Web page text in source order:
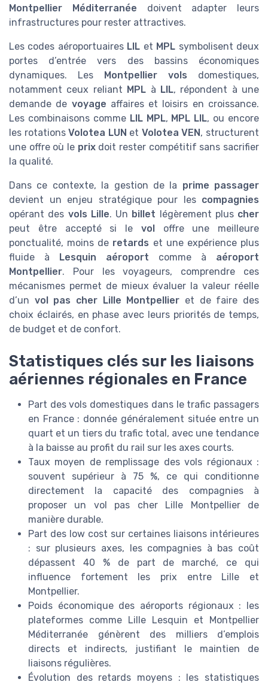
Montpellier Méditerranée doivent adapter leurs
infrastructures pour rester attractives.
Les codes aéroportuaires LIL et MPL symbolisent deux
portes d’entrée vers des bassins économiques
dynamiques. Les Montpellier vols domestiques,
notamment ceux reliant MPL à LIL, répondent à une
demande de voyage affaires et loisirs en croissance.
Les combinaisons comme LIL MPL, MPL LIL, ou encore
les rotationsVolotea LUN et Volotea VEN, structurent
une offre où le prixdoit rester compétitif sans sacrifier
la qualité.
Dans ce contexte, la gestion de la prime passager
devient un enjeu stratégique pour les compagnies
opérant des vols Lille. Un billet légèrement plus cher
peut être accepté si le voloffre une meilleure
ponctualité, moins de retards et une expérience plus
fluide à Lesquin aéroport comme à aéroport
Montpellier. Pour les voyageurs, comprendre ces
mécanismes permet de mieux évaluer la valeur réelle
d’un vol pas cher Lille Montpellier et de faire des
choix éclairés, en phase avec leurs priorités de temps,
de budget et de confort.
Statistiques clés sur les liaisons
aériennes régionales en France
Part des vols domestiques dans le trafic passagers
en France : donnée généralement située entre un
quart et un tiers du trafic total, avec une tendance
à la baisse au profit du rail sur les axes courts.
Taux moyen de remplissage des vols régionaux :
souvent supérieur à 75 %, ce qui conditionne
directement la capacité des compagnies à
proposer un vol pas cher Lille Montpellier de
manière durable.
Part des low cost sur certaines liaisons intérieures
: sur plusieurs axes, les compagnies à bas coût
dépassent 40 % de part de marché, ce qui
influence fortement les prix entre Lille et
Montpellier.
Poids économique des aéroports régionaux : les
plateformes comme Lille Lesquin et Montpellier
Méditerranée génèrent des milliers d’emplois
directs et indirects, justifiant le maintien de
liaisons régulières.
Évolution des retards moyens : les statistiques